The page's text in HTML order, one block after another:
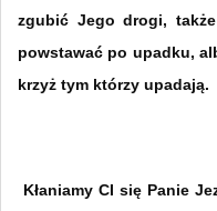
zgubić Jego drogi,
powstawać po upadku,
krzyż tym którzy upadają.
Kłaniamy CI się Panie